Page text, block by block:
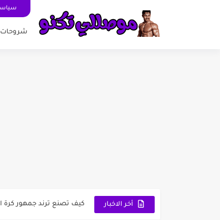
شروحات
أخر الاخبار كيف تصنع ترند جمهور كرة